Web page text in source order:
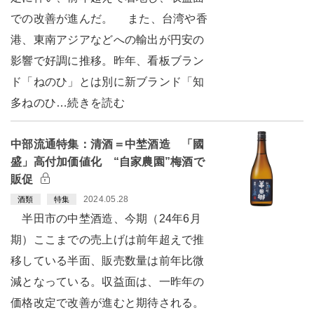
での改善が進んだ。 また、台湾や香
港、東南アジアなどへの輸出が円安の
影響で好調に推移。昨年、看板ブラン
ド「ねのひ」とは別に新ブランド「知
多ねのひ…続きを読む
中部流通特集：清酒＝中埜酒造 「國
盛」高付加価値化 “自家農園”梅酒で
販促
酒類 特集 2024.05.28
半田市の中埜酒造、今期（24年6月
期）ここまでの売上げは前年超えで推
移している半面、販売数量は前年比微
減となっている。収益面は、一昨年の
価格改定で改善が進むと期待される。